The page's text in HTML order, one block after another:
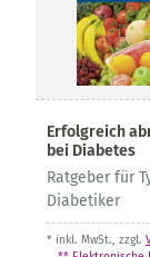
Erfolgreich
bei Diabetes
Ratgeber für
Diabetiker
* inkl. MwSt., zzgl.